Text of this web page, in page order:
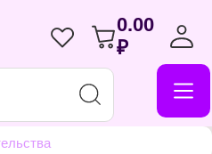
0.00
₽